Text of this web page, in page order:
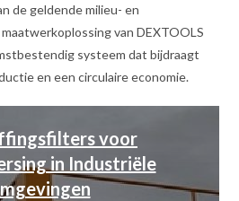
de geldende milieu- en
van DEXTOOLS
systeem dat bijdraagt
en een circulaire economie.
voor
in Industriële